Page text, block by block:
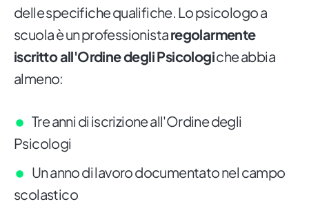
delle specifiche qualifiche. Lo psicologo a
scuola è un professionistaregolarmente
iscritto all'Ordine degli Psicologiche abbia
almeno:
Tre anni di iscrizione all'Ordine degli
Psicologi
Un anno di lavoro documentato nel campo
scolastico